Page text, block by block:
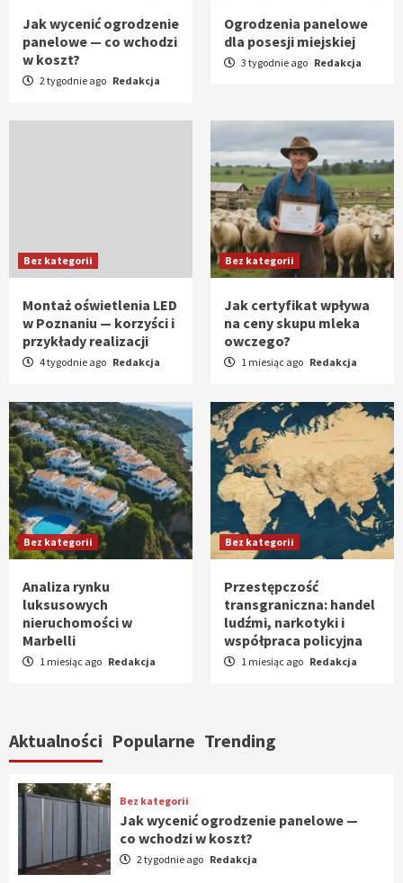
Jak wycenić ogrodzenie
panelowe — co wchodzi
w koszt?
2 tygodnie ago Redakcja
Ogrodzenia panelowe
dla posesji miejskiej
3 tygodnie ago Redakcja
Bez kategorii
Montaż oświetlenia LED
w Poznaniu — korzyści i
przykłady realizacji
4 tygodnie ago Redakcja
Bez kategorii
Jak certyfikat wpływa
na ceny skupu mleka
owczego?
1 miesiąc ago Redakcja
Bez kategorii
Analiza rynku
luksusowych
nieruchomości w
Marbelli
1 miesiąc ago Redakcja
Bez kategorii
Przestępczość
transgraniczna: handel
ludźmi, narkotyki i
współpraca policyjna
1 miesiąc ago Redakcja
Aktualności Popularne Trending
Bez kategorii
Jak wycenić ogrodzenie panelowe —
co wchodzi w koszt?
2 tygodnie ago Redakcja